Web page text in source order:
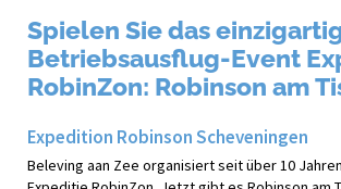
Spielen Sie das
Betriebsausflug-Event
RobinZon: Robinson am
Expedition Robinson Scheveningen
Beleving aan Zee organisiert seit über 10